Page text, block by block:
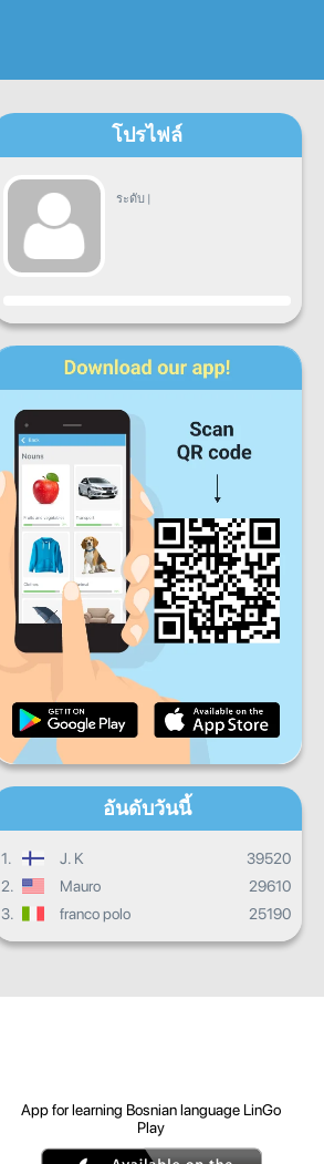
โปรไฟล์
ระดับ |
ขั้นตอน
พ. พฤ.
ส. อา.
ควาบคืนหน้ารายวัน
ความคืบหน้ารายเดือน
ใบประกาศนียบัตร
ผลรวมทั้งหมด
อันดับวันนี้
1. J. K
39520
2.
Mauro
29610
3.
franco polo 25190
App for learning Bosnian language LinGo
Play